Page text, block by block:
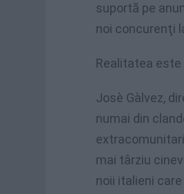
suportă pe
noi concurenţi
Realitatea este
Josè Gàlvez,
numai din
mai târziu
noii italieni